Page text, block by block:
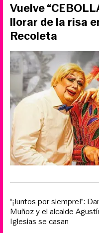
Vuelve
llorar de la risa
Recoleta
“¡Juntos por siempre!”:
Muñoz y el alcalde
Iglesias se casan